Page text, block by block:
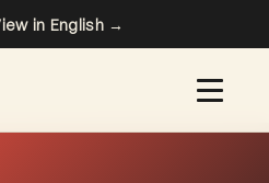
in English →